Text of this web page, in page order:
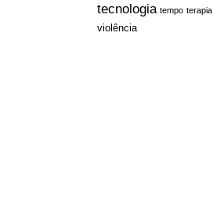
tecnologia tempo terapia
violência